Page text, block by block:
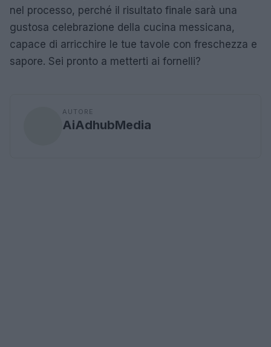
nel processo, perché il risultato finale sarà una
gustosa celebrazione della cucina messicana,
capace di arricchire le tue tavole con freschezza e
sapore. Sei pronto a metterti ai fornelli?
AUTORE
AiAdhubMedia